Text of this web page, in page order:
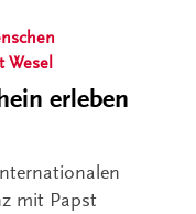
Wesel
erleben
mit Papst